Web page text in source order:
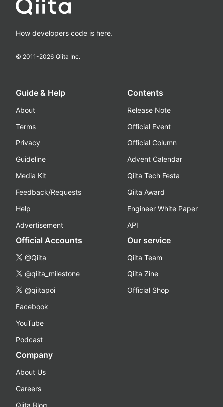
How developers code is here.
© 2011-2026 Qiita Inc.
Guide & Help
About
Terms
Privacy
Guideline
Media Kit
Feedback/Requests
Help
Advertisement
Contents
Release Note
Official Event
Official Column
Advent Calendar
Qiita Tech Festa
Qiita Award
Engineer White Paper
API
Official Accounts
@Qiita
@qiita_milestone
@qiitapoi
Facebook
YouTube
Podcast
Our service
Qiita Team
Qiita Zine
Official Shop
Company
About Us
Careers
Qiita Blog